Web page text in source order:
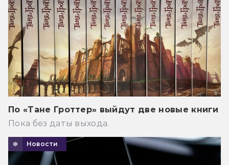
По «Тане Гроттер» выйдут две новые книги
Пока без даты выхода.
Новости